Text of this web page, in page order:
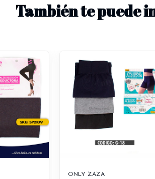
También te puede
ONLY ZAZA